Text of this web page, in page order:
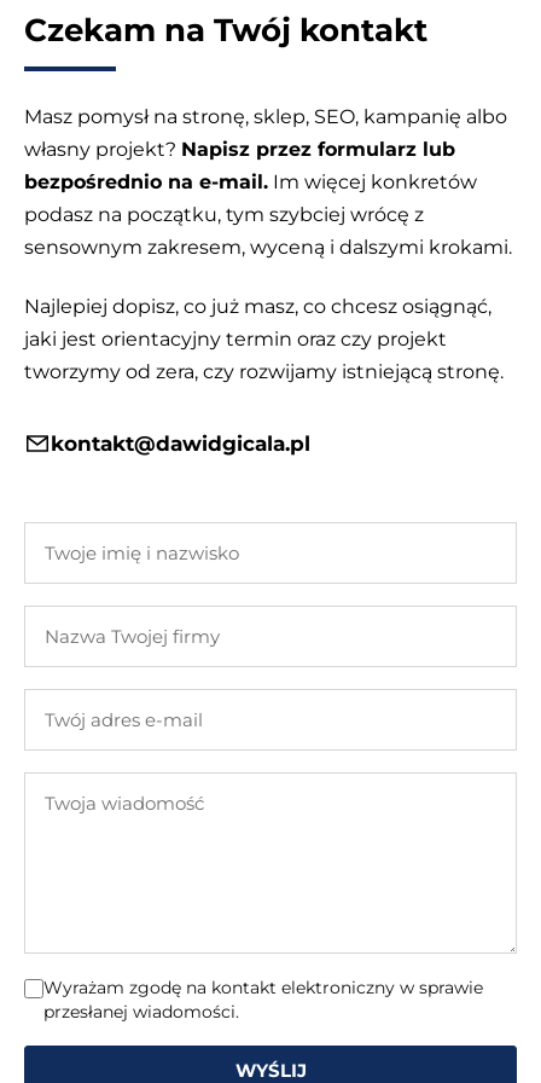
Czekam na Twój kontakt
Masz pomysł na stronę, sklep, SEO, kampanię albo
własny projekt? Napisz przez formularz lub
bezpośrednio na e-mail. Im więcej konkretów
podasz na początku, tym szybciej wrócę z
sensownym zakresem, wyceną i dalszymi krokami.
Najlepiej dopisz, co już masz, co chcesz osiągnąć,
jaki jest orientacyjny termin oraz czy projekt
tworzymy od zera, czy rozwijamy istniejącą stronę.
kontakt@dawidgicala.pl
imię
nazwisko
Twojej
adres
mail
wiadomość
Wyrażam zgodę na kontakt elektroniczny w sprawie
przesłanej wiadomości.
WYŚLIJ